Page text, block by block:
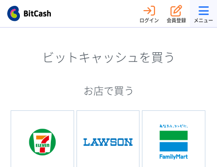
ログイン 会員登録 メニュー
ビットキャッシュを買う
お店で買う